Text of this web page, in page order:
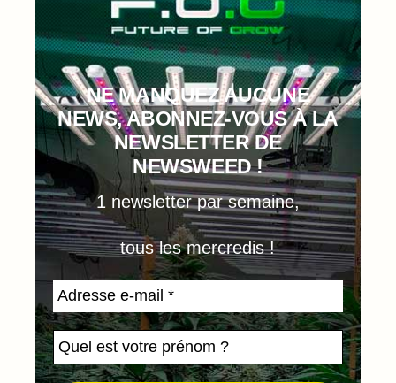
NE MANQUEZ AUCUNE
NEWS, ABONNEZ-VOUS À LA
NEWSLETTER DE
NEWSWEED !
1 newsletter par semaine,
tous les mercredis !